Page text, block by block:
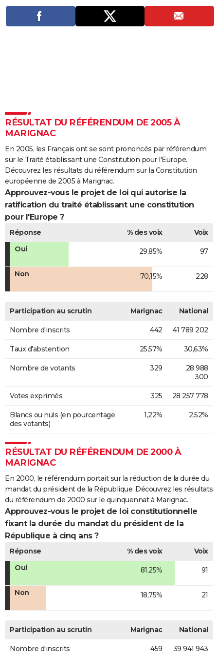
Destinations
City break
Voyage nature
Voyage de noces
Climat
PROGRAMME TV
COPAINS D'AVANT
S'inscrire
Se connecter
Lycées
Collèges
Primaires
Universités
Entreprises
Service militaire
Avis de recherche
AVIS DE DÉCÈS
FORUM
Bricolage
Lifestyle
Culture
Auto
Television
Voyage
Cinema
RÉSULTAT DU RÉFÉRENDUM DE 2005 À
MARIGNAC
En 2005, les Français ont se sont prononcés par référendum
sur le Traité établissant une Constitution pour l'Europe.
Découvrez les résultats du référendum sur la Constitution
européenne de 2005 à Marignac.
Approuvez-vous le projet de loi qui autorise la
ratification du traité établissant une constitution
pour l'Europe ?
Réponse % des voix
Voix
Oui
29,85% 97
Non 70,15% 228
Participation au scrutin Marignac National
Nombre d'inscrits 442 41 789 202
Taux d'abstention 25,57% 30,63%
Nombre de votants 329
28 988
300
Votes exprimés 325 28 257 778
Blancs ou nuls (en pourcentage
des votants)
1,22% 2,52%
RÉSULTAT DU RÉFÉRENDUM DE 2000 À
MARIGNAC
En 2000, le référendum portait sur la réduction de la durée du
mandat du président de la République. Découvrez les résultats
du référendum de 2000 sur le quinquennat à Marignac.
Approuvez-vous le projet de loi constitutionnelle
fixant la durée du mandat du président de la
République à cinq ans ?
Réponse % des voix
Voix
Oui
81,25% 91
Non 18,75% 21
Participation au scrutin Marignac National
Nombre d'inscrits 459 39 941 943